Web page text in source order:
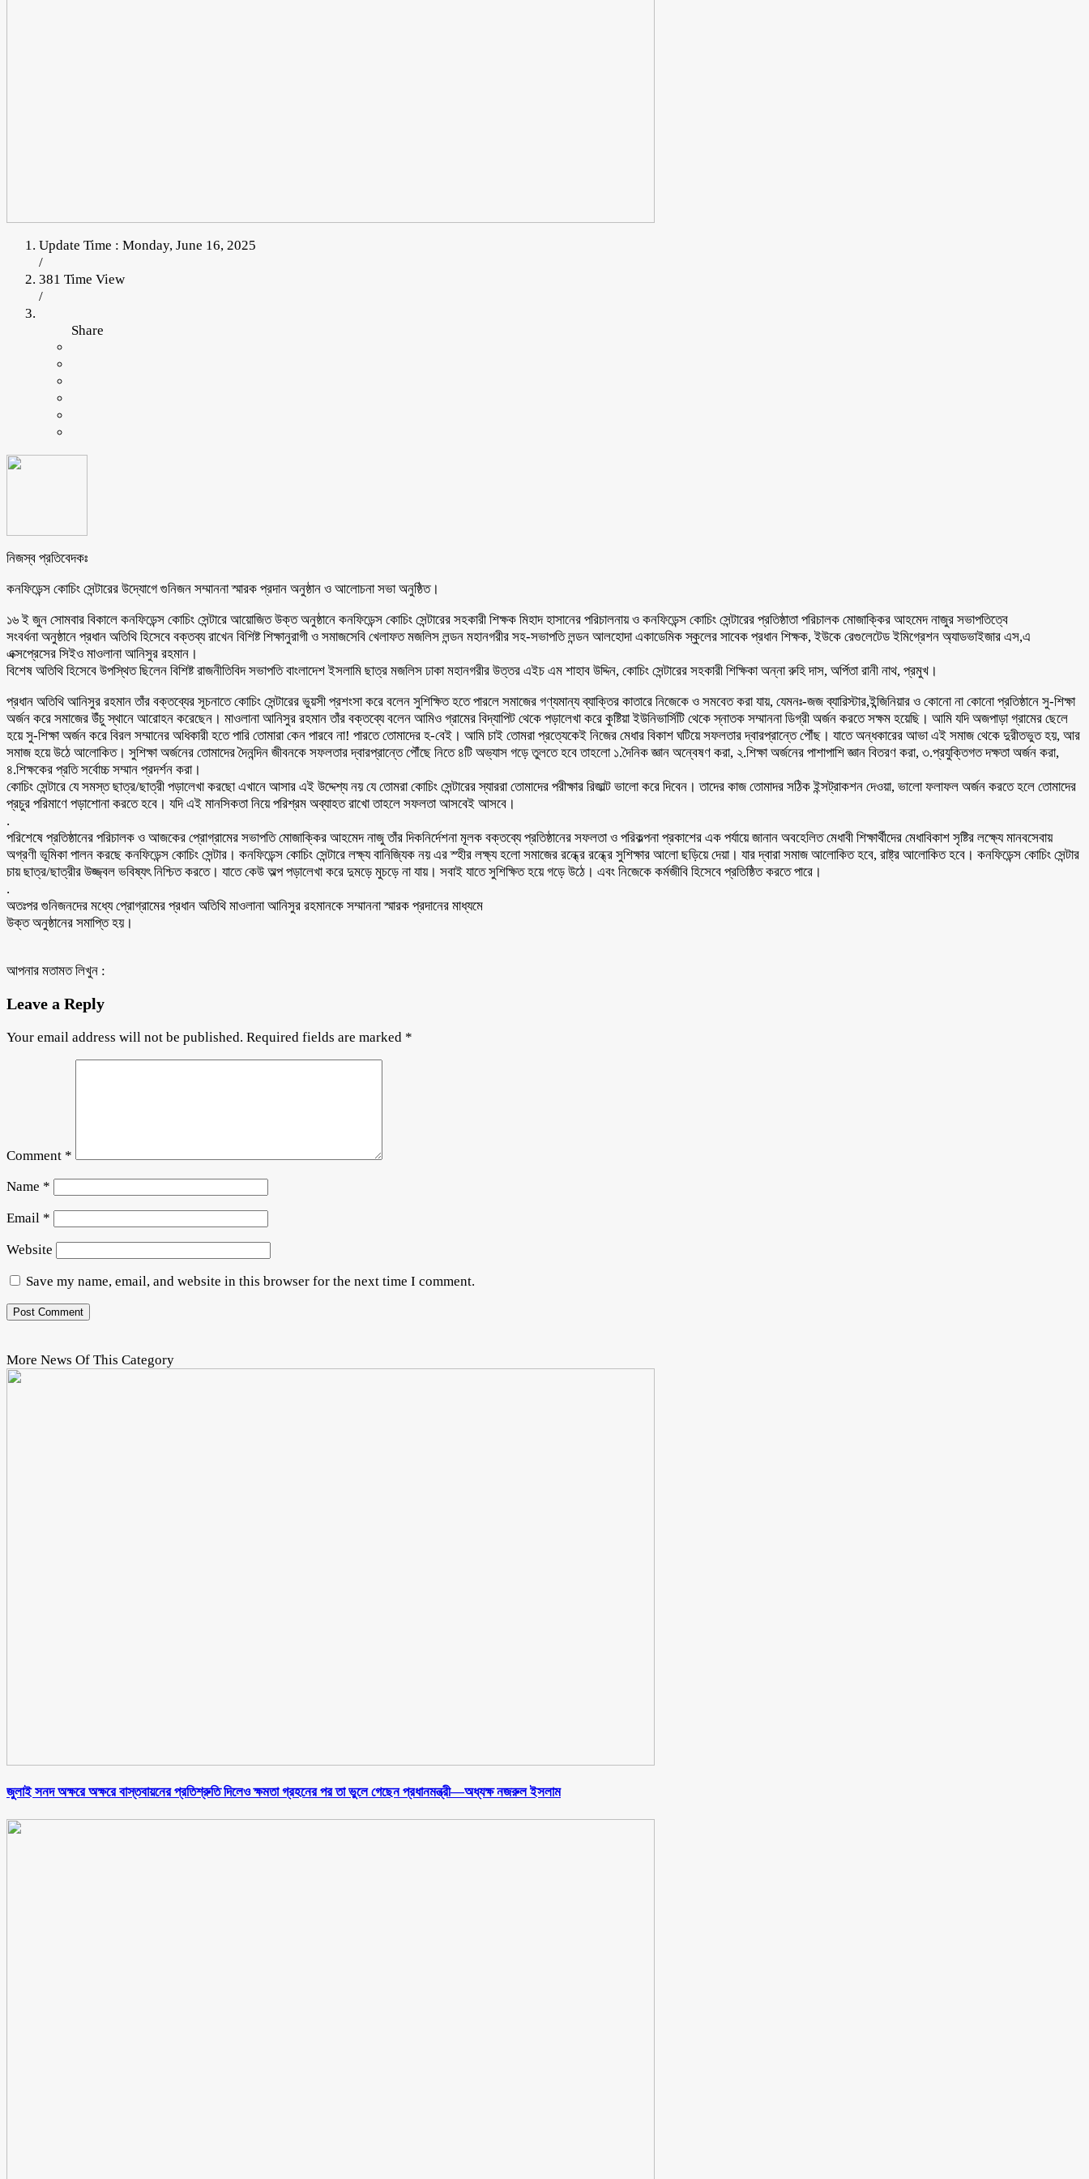
Update Time : Monday, June 16, 2025
/
381 Time View
/
Share
নিজস্ব প্রতিবেদকঃ
কনফিডেন্স কোচিং সেন্টারের উদ্যোগে গুনিজন সম্মাননা স্মারক প্রদান অনুষ্ঠান ও আলোচনা সভা অনুষ্ঠিত।
১৬ ই জুন সোমবার বিকালে কনফিডেন্স কোচিং সেন্টারে আয়োজিত উক্ত অনুষ্ঠানে কনফিডেন্স কোচিং সেন্টারের সহকারী শিক্ষক মিহাদ হাসানের পরিচালনায় ও কনফিডেন্স কোচিং সেন্টারের প্রতিষ্ঠাতা পরিচালক মোজাক্কির আহমেদ নাজুর সভাপতিত্বে
সংবর্ধনা অনুষ্ঠানে প্রধান অতিথি হিসেবে বক্তব্য রাখেন বিশিষ্ট শিক্ষানুরাগী ও সমাজসেবি খেলাফত মজলিস লন্ডন মহানগরীর সহ-সভাপতি লন্ডন আলহোদা একাডেমিক স্কুলের সাবেক প্রধান শিক্ষক, ইউকে রেগুলেটেড ইমিগ্রেশন অ্যাডভাইজার এস,এ
এক্সপ্রেসের সিইও মাওলানা আনিসুর রহমান।
বিশেষ অতিথি হিসেবে উপস্থিত ছিলেন বিশিষ্ট রাজনীতিবিদ সভাপতি বাংলাদেশ ইসলামি ছাত্র মজলিস ঢাকা মহানগরীর উত্তর এইচ এম শাহাব উদ্দিন, কোচিং সেন্টারের সহকারী শিক্ষিকা অন্না রুহি দাস, অর্পিতা রানী নাথ, প্রমুখ।
প্রধান অতিথি আনিসুর রহমান তাঁর বক্তব্যের সূচনাতে কোচিং সেন্টারের ভুয়সী প্রশংসা করে বলেন সুশিক্ষিত হতে পারলে সমাজের গণ্যমান্য ব্যাক্তির কাতারে নিজেকে ও সমবেত করা যায়, যেমনঃ-জজ ব্যারিস্টার,ইন্জিনিয়ার ও কোনো না কোনো প্রতিষ্ঠানে সু-শিক্ষা
অর্জন করে সমাজের উঁচু স্থানে আরোহন করেছেন। মাওলানা আনিসুর রহমান তাঁর বক্তব্যে বলেন আমিও গ্রামের বিদ্যাপিট থেকে পড়ালেখা করে কুষ্টিয়া ইউনিভার্সিটি থেকে স্নাতক সম্মাননা ডিগ্রী অর্জন করতে সক্ষম হয়েছি। আমি যদি অজপাড়া গ্রামের ছেলে
হয়ে সু-শিক্ষা অর্জন করে বিরল সম্মানের অধিকারী হতে পারি তোমারা কেন পারবে না! পারতে তোমাদের হ-বেই। আমি চাই তোমরা প্রত্যেকেই নিজের মেধার বিকাশ ঘটিয়ে সফলতার দ্বারপ্রান্তে পৌঁছ। যাতে অন্ধকারের আভা এই সমাজ থেকে দুরীতভুত হয়, আর
সমাজ হয়ে উঠে আলোকিত। সুশিক্ষা অর্জনের তোমাদের দৈনন্দিন জীবনকে সফলতার দ্বারপ্রান্তে পৌঁছে নিতে ৪টি অভ্যাস গড়ে তুলতে হবে তাহলো ১.দৈনিক জ্ঞান অন্বেষণ করা, ২.শিক্ষা অর্জনের পাশাপাশি জ্ঞান বিতরণ করা, ৩.প্রযুক্তিগত দক্ষতা অর্জন করা,
৪.শিক্ষকের প্রতি সর্বোচ্চ সম্মান প্রদর্শন করা।
কোচিং সেন্টারে যে সমস্ত ছাত্র/ছাত্রী পড়ালেখা করছো এখানে আসার এই উদ্দেশ্য নয় যে তোমরা কোচিং সেন্টারের স্যাররা তোমাদের পরীক্ষার রিজাল্ট ভালো করে দিবেন। তাদের কাজ তোমাদর সঠিক ইন্সট্রাকশন দেওয়া, ভালো ফলাফল অর্জন করতে হলে তোমাদের
প্রচুর পরিমাণে পড়াশোনা করতে হবে। যদি এই মানসিকতা নিয়ে পরিশ্রম অব্যাহত রাখো তাহলে সফলতা আসবেই আসবে।
.
পরিশেষে প্রতিষ্ঠানের পরিচালক ও আজকের প্রোগ্রামের সভাপতি মোজাক্কির আহমেদ নাজু তাঁর দিকনির্দেশনা মূলক বক্তব্যে প্রতিষ্ঠানের সফলতা ও পরিকল্পনা প্রকাশের এক পর্যায়ে জানান অবহেলিত মেধাবী শিক্ষার্থীদের মেধাবিকাশ সৃষ্টির লক্ষ্যে মানবসেবায়
অগ্রণী ভূমিকা পালন করছে কনফিডেন্স কোচিং সেন্টার। কনফিডেন্স কোচিং সেন্টারে লক্ষ্য বানিজ্যিক নয় এর স্হীর লক্ষ্য হলো সমাজের রন্ধ্রে রন্ধ্রে সুশিক্ষার আলো ছড়িয়ে দেয়া। যার দ্বারা সমাজ আলোকিত হবে, রাষ্ট্র আলোকিত হবে। কনফিডেন্স কোচিং সেন্টার
চায় ছাত্র/ছাত্রীর উজ্জ্বল ভবিষ্যৎ নিশ্চিত করতে। যাতে কেউ অল্প পড়ালেখা করে দুমড়ে মুচড়ে না যায়। সবাই যাতে সুশিক্ষিত হয়ে গড়ে উঠে। এবং নিজেকে কর্মজীবি হিসেবে প্রতিষ্ঠিত করতে পারে।
.
অতঃপর গুনিজনদের মধ্যে প্রোগ্রামের প্রধান অতিথি মাওলানা আনিসুর রহমানকে সম্মাননা স্মারক প্রদানের মাধ্যমে
উক্ত অনুষ্ঠানের সমাপ্তি হয়।
আপনার মতামত লিখুন :
Leave a Reply
Your email address will not be published. Required fields are marked *
Comment *
Name *
Email *
Website
Save my name, email, and website in this browser for the next time I comment.
More News Of This Category
জুলাই সনদ অক্ষরে অক্ষরে বাস্তবায়নের প্রতিশ্রুতি দিলেও ক্ষমতা গ্রহনের পর তা ভুলে গেছেন প্রধানমন্ত্রী—অধ্যক্ষ নজরুল ইসলাম